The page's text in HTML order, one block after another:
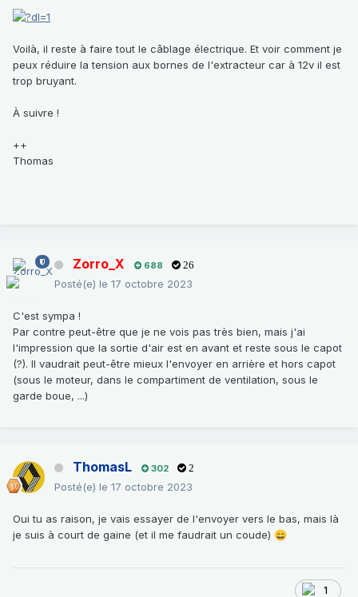
Voilà, il reste à faire tout le câblage électrique. Et voir comment je
peux réduire la tension aux bornes de l'extracteur car à 12v il est
trop bruyant.
À suivre !
++
Thomas
Zorro_X 688 26
Posté(e) le 17 octobre 2023
C'est sympa !
Par contre peut-être que je ne vois pas très bien, mais j'ai
l'impression que la sortie d'air est en avant et reste sous le capot
(?). Il vaudrait peut-être mieux l'envoyer en arrière et hors capot
(sous le moteur, dans le compartiment de ventilation, sous le
garde boue, ...)
ThomasL 302 2
Posté(e) le 17 octobre 2023
Oui tu as raison, je vais essayer de l'envoyer vers le bas, mais là
je suis à court de gaine (et il me faudrait un coude) 😄
1